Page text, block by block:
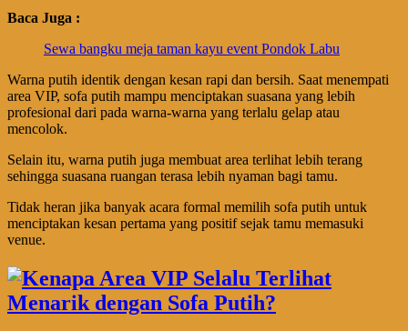
Baca Juga :
Sewa bangku meja taman kayu event Pondok Labu
Warna putih identik dengan kesan rapi dan bersih. Saat menempati
area VIP, sofa putih mampu menciptakan suasana yang lebih
profesional dari pada warna-warna yang terlalu gelap atau
mencolok.
Selain itu, warna putih juga membuat area terlihat lebih terang
sehingga suasana ruangan terasa lebih nyaman bagi tamu.
Tidak heran jika banyak acara formal memilih sofa putih untuk
menciptakan kesan pertama yang positif sejak tamu memasuki
venue.